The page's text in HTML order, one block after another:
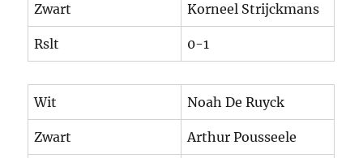
Zwart Korneel Strijckmans
Rslt 0-1
Wit Noah De Ruyck
Zwart Arthur Pousseele